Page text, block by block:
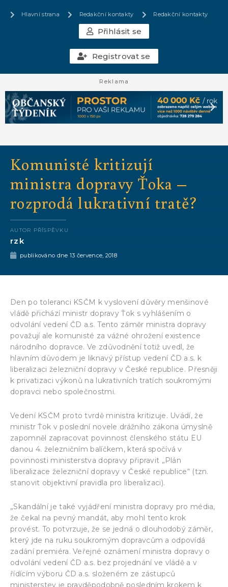
Hlavní strana Redakční kontakty Redakční kontakty
Přihlásit se
Registrovat se
Reklama
Komunisté kritizují
ministra dopravy Ťoka –
rozprodá lukrativní tratě?
AUTOR PŘÍSPĚVKU
rzk
publikováno dne 13 července, 2018
Den po toleranci KSČM k vyslovení důvěry menšinové
vládě přichází ministr dopravy Ťok s vyhlášením o
odvolání vedení ČD a.s. Tento záměr ministra dopravy
považují ale komunisté za vážné ohrožení existence
národního dopravce. Ve zdůvodnění totiž uvedl, že
hlavním důvodem je liknavý přístup vedení ČD a.s. k
liberalizaci železniční dopravy v České republice. Přesněji
k privatizaci výkonů na lukrativních tratích soukromými
dopravci nebo společnostmi.
Vedení KSČM proto tvrdě ministra kritizuje. Uvádí, že
ministr Ťok v poslední novele drážního zákona úmyslně
zapomněl zapracovat povinnost členského státu EU
danou 4. železničním balíčkem, která spočívá v
povinnosti ministerstva dopravy připravit „Plán
liberalizace železniční dopravy v České republice“ (tzn.
stanovit objektivní pravidla pro liberalizaci).
„Skandální je také vyjádření ministra dopravy pro média,
že čekal na pevný mandát, aby mohl tento krok
provést. To potvrzuje, že se jedná o dlouhodobý záměr,
který jde na ruku soukromým dopravcům a odpovídá
zadání premiéra. Veřejné oznámení ministra dopravy o
odvolání vedení ČD a.s. bez projednání ve vládě a v
řídícím výboru ČD a.s. složeném ze zástupců
ministerstev je pravděpodobně posledním krokem k